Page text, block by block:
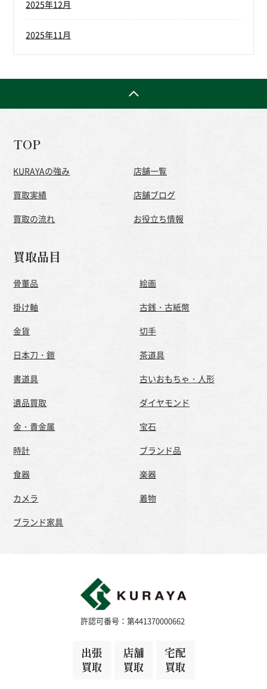
2025年12月
2025年11月
TOP
KURAYAの強み
買取実績
買取の流れ
店舗一覧
店舗ブログ
お役立ち情報
買取品目
骨董品
絵画
掛け軸
古銭・古紙幣
金貨
切手
日本刀・鎧
茶道具
書道具
古いおもちゃ・人形
遺品買取
ダイヤモンド
金・貴金属
宝石
時計
ブランド品
食器
楽器
カメラ
着物
ブランド家具
許認可番号：第441370000662
出張
買取
店舗
買取
宅配
買取